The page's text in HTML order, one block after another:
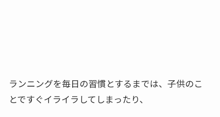
ランニングを毎日の習慣とするまでは、子供のこ
とですぐイライラしてしまったり、